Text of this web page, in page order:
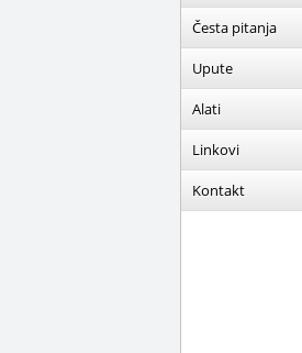
Česta pitanja
Upute
Alati
Linkovi
Kontakt